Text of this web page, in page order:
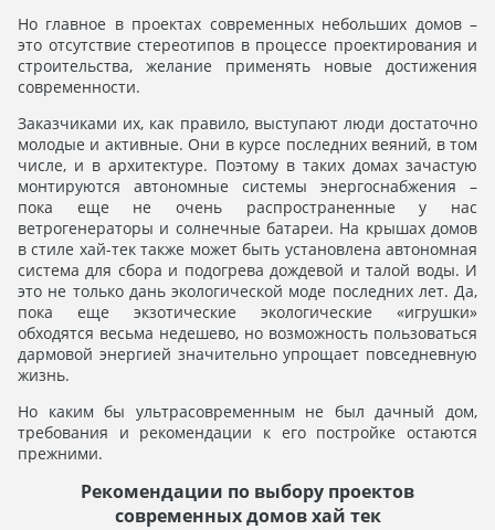
Но главное в проектах современных небольших домов –
это отсутствие стереотипов в процессе проектирования и
строительства, желание применять новые достижения
современности.
Заказчиками их, как правило, выступают люди достаточно
молодые и активные. Они в курсе последних веяний, в том
числе, и в архитектуре. Поэтому в таких домах зачастую
монтируются автономные системы энергоснабжения –
пока еще не очень распространенные у нас
ветрогенераторы и солнечные батареи. На крышах домов
в стиле хай-тек также может быть установлена автономная
система для сбора и подогрева дождевой и талой воды. И
это не только дань экологической моде последних лет. Да,
пока еще экзотические экологические «игрушки»
обходятся весьма недешево, но возможность пользоваться
дармовой энергией значительно упрощает повседневную
жизнь.
Но каким бы ультрасовременным не был дачный дом,
требования и рекомендации к его постройке остаются
прежними.
Рекомендации по выбору проектов
современных домов хай тек